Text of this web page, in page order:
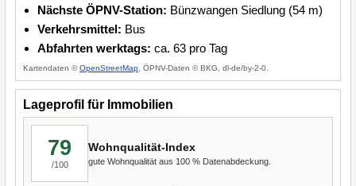
Nächste ÖPNV-Station: Bünzwangen Siedlung (54 m)
Verkehrsmittel: Bus
Abfahrten werktags: ca. 63 pro Tag
Kartendaten ©OpenStreetMap , ÖPNV-Daten © BKG, dl-de/by-2-0.
Lageprofil für Immobilien
79
/100
Wohnqualität-Index
gute Wohnqualität aus 100 % Datenabdeckung.